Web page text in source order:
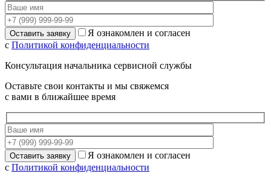
Я ознакомлен и согласен
с Политикой конфиденциальности
Консультация начальника сервисной службы
Оставьте свои контакты и мы свяжемся
с вами в ближайшее время
Я ознакомлен и согласен
с Политикой конфиденциальности